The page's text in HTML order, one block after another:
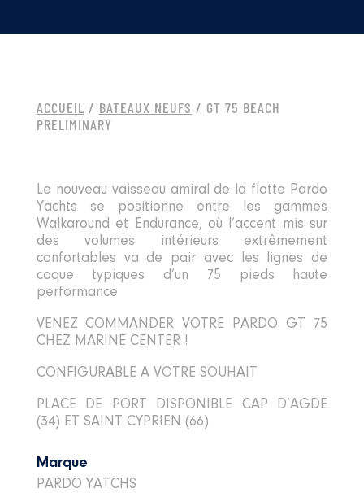
ACCUEIL / BATEAUX NEUFS / GT 75 BEACH
PRELIMINARY
Marque
PARDO YATCHS
Le nouveau vaisseau amiral de la flotte Pardo
Yachts se positionne entre les gammes
Walkaround et Endurance, où l’accent mis sur
des volumes intérieurs extrêmement
confortables va de pair avec les lignes de
coque typiques d’un 75 pieds haute
performance
VENEZ COMMANDER VOTRE PARDO GT 75
CHEZ MARINE CENTER !
CONFIGURABLE A VOTRE SOUHAIT
PLACE DE PORT DISPONIBLE CAP D’AGDE
(34) ET SAINT CYPRIEN (66)